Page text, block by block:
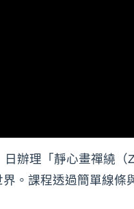
辦理「靜心畫禪繞
。課程透過簡單線條